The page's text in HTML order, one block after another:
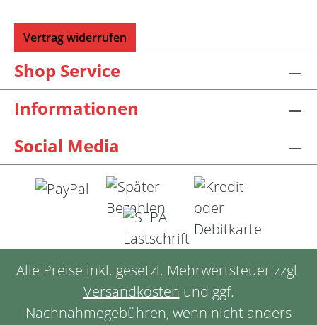
Vertrag widerrufen
Shop Service
Informationen
Social Media
Alle Preise inkl. gesetzl. Mehrwertsteuer zzgl.
Versandkosten und ggf.
Nachnahmegebühren, wenn nicht anders